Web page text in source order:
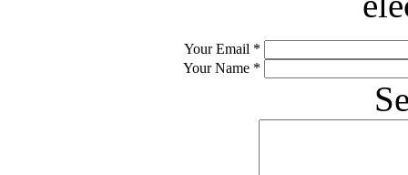
Your Email *
Your Name *